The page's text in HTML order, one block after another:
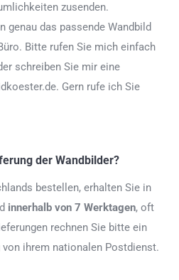
zusenden.
genau das passende Wandbild
Bitte rufen Sie mich einfach
schreiben Sie mir eine
Gern rufe ich Sie
der Wandbilder?
bestellen, erhalten Sie in
innerhalb von 7 Werktagen, oft
rechnen Sie bitte ein
von ihrem nationalen Postdienst.